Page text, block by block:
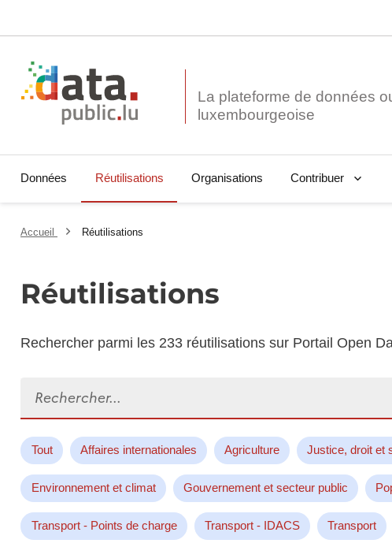
La plateforme de données
Données Réutilisations Organisations Contribuer
Accueil Réutilisations
Réutilisations
Rechercher parmi les 233 réutilisations sur Portail Open
Tout Affaires internationales Agriculture Justice, droit et
Environnement et climat Gouvernement et secteur public
Transport - Points de charge Transport - IDACS Transport